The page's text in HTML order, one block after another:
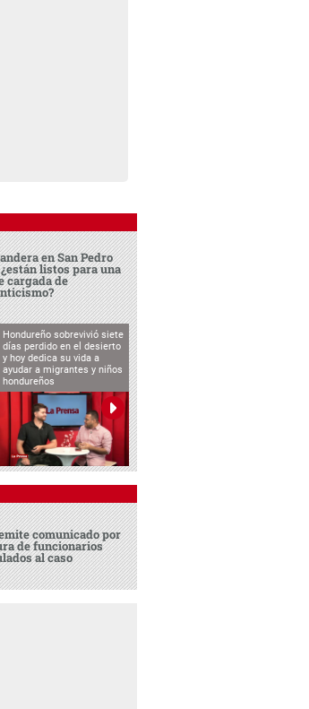
en San Pedro
listos para una
cargada de
Hondureño sobrevivió siete
días perdido en el desierto
y hoy dedica su vida a
ayudar a migrantes y niños
hondureños
comunicado por
de funcionarios
al caso